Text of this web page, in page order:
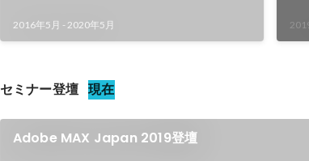
2016年5月 - 2020年5月
セミナー登壇 現在
Adobe MAX Japan 2019登壇